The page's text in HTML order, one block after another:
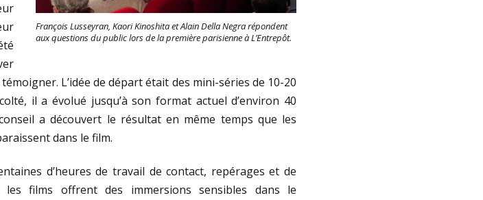
François Lusseyran, Kaori Kinoshita et Alain Della Negra répondent
aux questions du public lors de la première parisienne à L’Entrepôt.
L’idée de départ était des mini-séries de 10-20
il a évolué jusqu’à son format actuel d’environ 40
a découvert le résultat en même temps que les
dans le film.
d’heures de travail de contact, repérages et de
les films offrent des immersions sensibles dans le